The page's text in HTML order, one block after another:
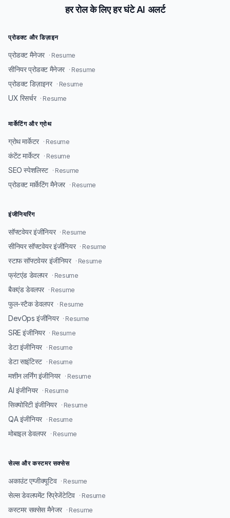
हर रोल के लिए हर घंटे AI अलर्ट
प्रोडक्ट और डिज़ाइन
प्रोडक्ट मैनेजर · Resume
सीनियर प्रोडक्ट मैनेजर · Resume
प्रोडक्ट डिज़ाइनर · Resume
UX रिसर्चर · Resume
मार्केटिंग और ग्रोथ
ग्रोथ मार्केटर · Resume
कंटेंट मार्केटर · Resume
SEO स्पेशलिस्ट · Resume
प्रोडक्ट मार्केटिंग मैनेजर · Resume
इंजीनियरिंग
सॉफ्टवेयर इंजीनियर · Resume
सीनियर सॉफ्टवेयर इंजीनियर · Resume
स्टाफ सॉफ्टवेयर इंजीनियर · Resume
फ्रंटएंड डेवलपर · Resume
बैकएंड डेवलपर · Resume
फुल-स्टैक डेवलपर · Resume
DevOps इंजीनियर · Resume
SRE इंजीनियर · Resume
डेटा इंजीनियर · Resume
डेटा साइंटिस्ट · Resume
मशीन लर्निंग इंजीनियर · Resume
AI इंजीनियर · Resume
सिक्योरिटी इंजीनियर · Resume
QA इंजीनियर · Resume
मोबाइल डेवलपर · Resume
सेल्स और कस्टमर सक्सेस
अकाउंट एग्जीक्यूटिव · Resume
सेल्स डेवलपमेंट रिप्रेजेंटेटिव · Resume
कस्टमर सक्सेस मैनेजर · Resume